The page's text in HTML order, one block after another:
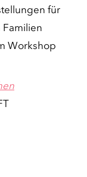
für
Workshop